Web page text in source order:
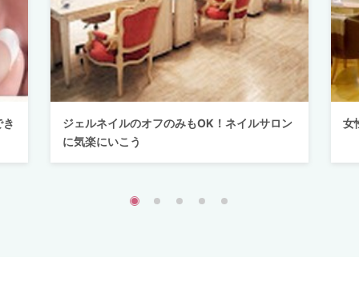
ジェルネイルのオフのみもOK！ネイルサロン
に気楽にいこう
女